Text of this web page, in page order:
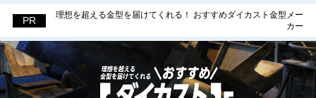
理想を超える金型を届けてくれる！ おすすめダイカスト金型メー
カー